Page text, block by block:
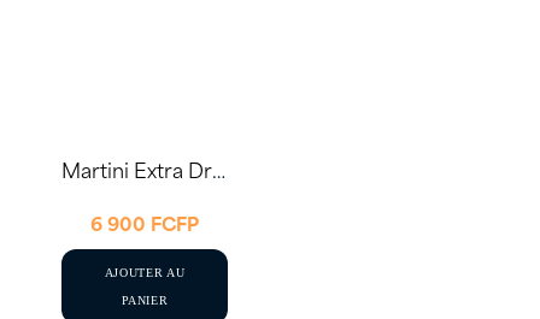
Martini Extra Dry 14,40° 70cl
6 900 FCFP
AJOUTER AU
PANIER